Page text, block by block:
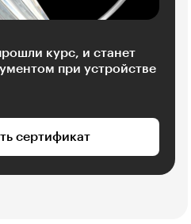
курс, и станет
при устройстве
сертификат